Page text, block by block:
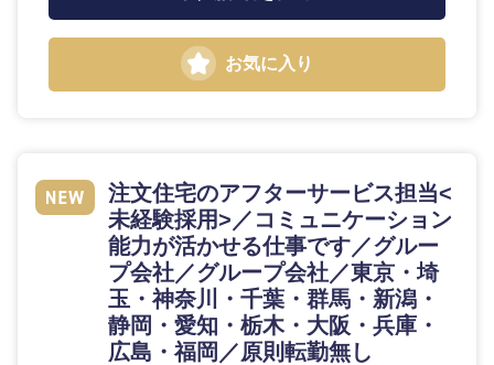
お気に入り
注文住宅のアフターサービス担当<
未経験採用>／コミュニケーション
能力が活かせる仕事です／グルー
プ会社／グループ会社／東京・埼
玉・神奈川・千葉・群馬・新潟・
静岡・愛知・栃木・大阪・兵庫・
広島・福岡／原則転勤無し